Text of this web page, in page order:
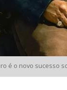
é o novo sucesso